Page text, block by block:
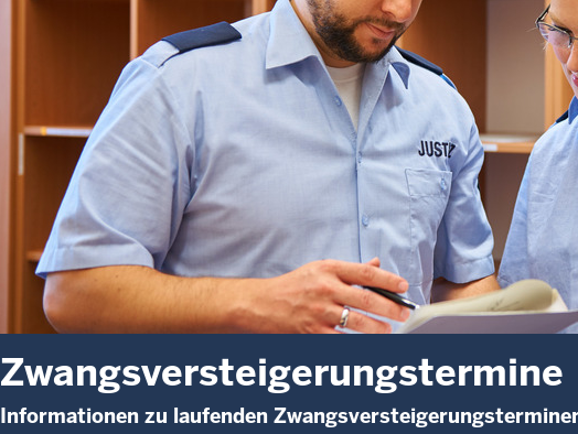
Zwangsversteigerungstermine
Informationen zu laufenden